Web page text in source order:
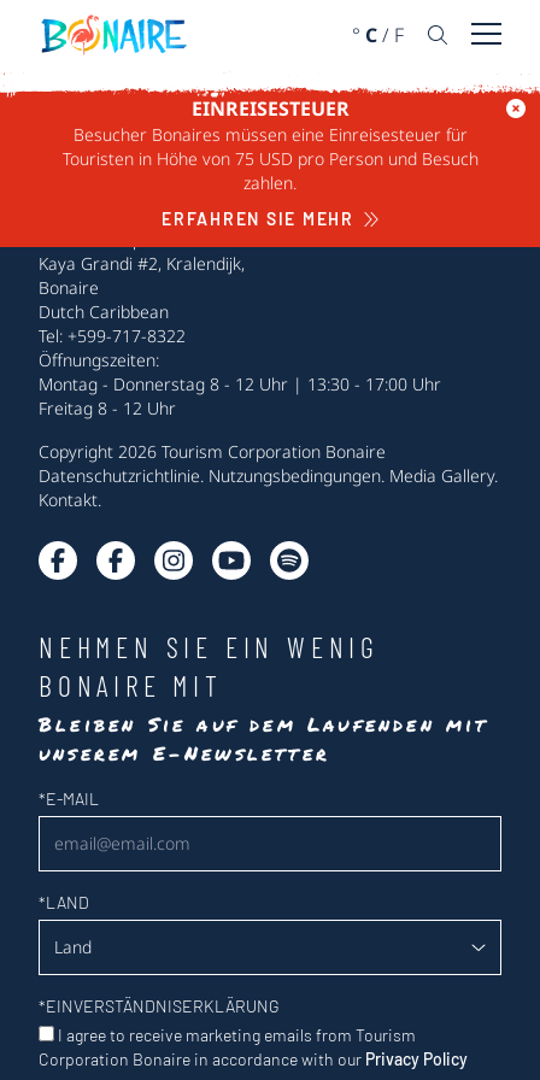
WEITER ZUM INHALT
° C/ F Menü
EINREISESTEUER
Besucher Bonaires müssen eine Einreisesteuer für
Touristen in Höhe von 75 USD pro Person und Besuch
zahlen.
ERFAHREN SIE MEHR
Kaya Grandi #2, Kralendijk,
Bonaire
Dutch Caribbean
Tel: +599-717-8322
Öffnungszeiten:
Montag - Donnerstag 8 - 12 Uhr | 13:30 - 17:00 Uhr
Freitag 8 - 12 Uhr
Copyright 2026 Tourism Corporation Bonaire
Datenschutzrichtlinie. Nutzungsbedingungen. Media Gallery.
Kontakt.
NEHMEN SIE EIN WENIG
BONAIRE MIT
Bleiben Sie auf dem Laufenden mit
unserem E-Newsletter
Newsletter
*E-MAIL
*LAND
*EINVERSTÄNDNISERKLÄRUNG
I agree to receive marketing emails from Tourism
Corporation Bonaire in accordance with our Privacy Policy